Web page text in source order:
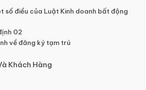
điều của Luật Kinh doanh bất động
02
về đăng ký tạm trú
Khách Hàng